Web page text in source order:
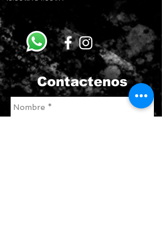
Contactenos